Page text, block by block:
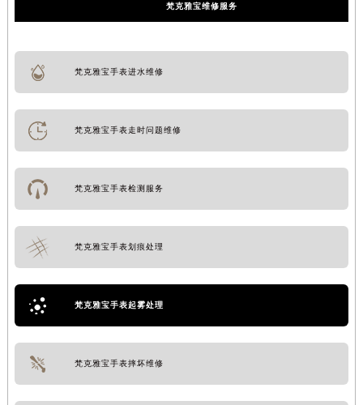
梵克雅宝维修服务
梵克雅宝手表进水维修
梵克雅宝手表走时问题维修
梵克雅宝手表检测服务
梵克雅宝手表划痕处理
梵克雅宝手表起雾处理
梵克雅宝手表摔坏维修